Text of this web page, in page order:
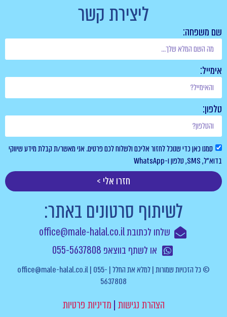
ליצירת קשר
שם משפחה:
אימייל:
טלפון:
סמנו כאן כדי שנוכל לחזור אליכם ולשלוח לכם פרטים. אני מאשר/ת קבלת מידע שיווקי
בדוא”ל, SMS, טלפון ו-WhatsApp
חזרו אלי >
לשיתוף סרטונים באתר:
שלחו לכתובת office@male-halal.co.il
או לשתף בווצאפ 055-5637808
© כל הזכויות שמורות | למלא את החלל | office@male-halal.co.il | 055-
5637808
הצהרת נגישות | מדיניות פרטיות